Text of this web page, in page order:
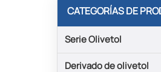
CATEGORÍAS DE
Serie Olivetol
Derivado de olivetol